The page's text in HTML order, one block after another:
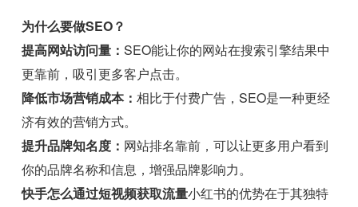
为什么要做SEO？
提高网站访问量：SEO能让你的网站在搜索引擎结果中
更靠前，吸引更多客户点击。
降低市场营销成本：相比于付费广告，SEO是一种更经
济有效的营销方式。
提升品牌知名度： 网站排名靠前，可以让更多用户看到
你的品牌名称和信息，增强品牌影响力。
快手怎么通过短视频获取流量小红书的优势在于其独特